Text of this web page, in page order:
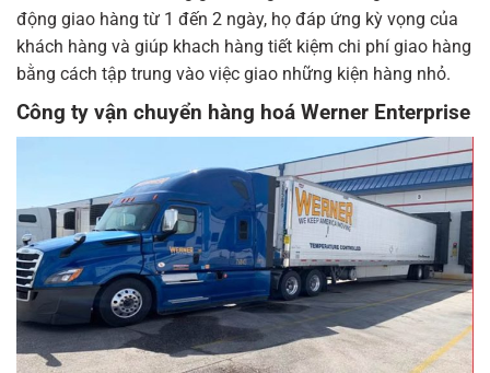
động giao hàng từ 1 đến 2 ngày, họ đáp ứng kỳ vọng của
khách hàng và giúp khach hàng tiết kiệm chi phí giao hàng
bằng cách tập trung vào việc giao những kiện hàng nhỏ.
Công ty vận chuyển hàng hoá Werner Enterprise